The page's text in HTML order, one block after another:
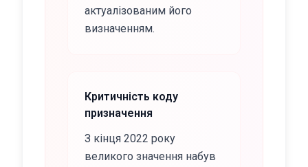
актуалізованим його
визначенням.
Критичність коду
призначення
З кінця 2022 року
великого значення набув